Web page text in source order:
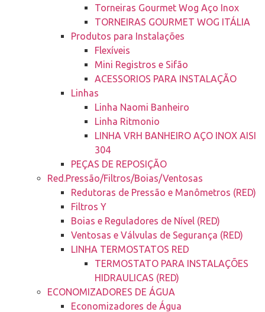
Torneiras Gourmet Wog Aço Inox
TORNEIRAS GOURMET WOG ITÁLIA
Produtos para Instalações
Flexíveis
Mini Registros e Sifão
ACESSORIOS PARA INSTALAÇÃO
Linhas
Linha Naomi Banheiro
Linha Ritmonio
LINHA VRH BANHEIRO AÇO INOX AISI
304
PEÇAS DE REPOSIÇÃO
Red.Pressão/Filtros/Boias/Ventosas
Redutoras de Pressão e Manômetros (RED)
Filtros Y
Boias e Reguladores de Nível (RED)
Ventosas e Válvulas de Segurança (RED)
LINHA TERMOSTATOS RED
TERMOSTATO PARA INSTALAÇÕES
HIDRAULICAS (RED)
ECONOMIZADORES DE ÁGUA
Economizadores de Água